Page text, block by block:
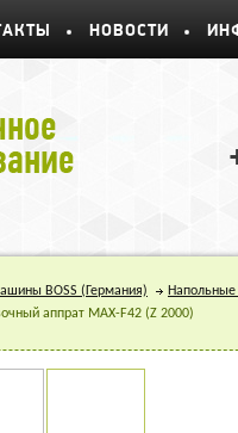
НОВОСТИ
BOSS (Германия)
аппрат MAX-F42 (Z 2000)